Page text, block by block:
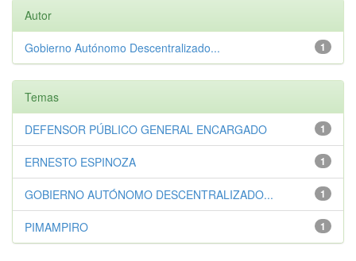
Autor
1
Gobierno Autónomo Descentralizado...
Temas
1
DEFENSOR PÚBLICO GENERAL ENCARGADO
1
ERNESTO ESPINOZA
1
GOBIERNO AUTÓNOMO DESCENTRALIZADO...
1
PIMAMPIRO